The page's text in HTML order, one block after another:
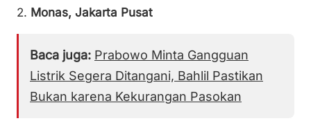
2. Monas, Jakarta Pusat
Baca juga: Prabowo Minta Gangguan
Listrik Segera Ditangani, Bahlil Pastikan
Bukan karena Kekurangan Pasokan